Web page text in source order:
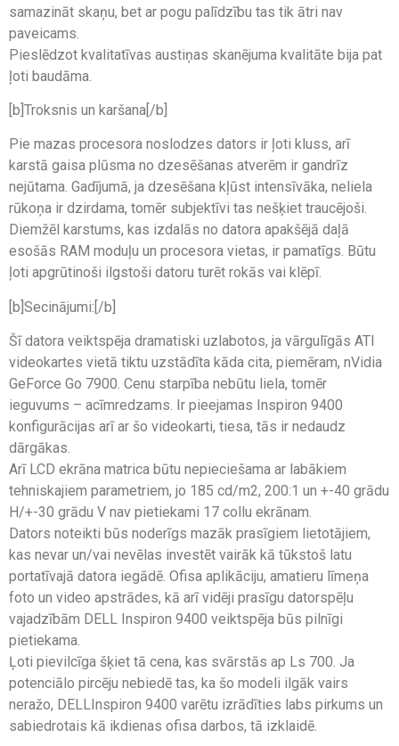
samazināt skaņu, bet ar pogu palīdzību tas tik ātri nav
paveicams.
Pieslēdzot kvalitatīvas austiņas skanējuma kvalitāte bija pat
ļoti baudāma.
[b]Troksnis un karšana[/b]
Pie mazas procesora noslodzes dators ir ļoti kluss, arī
karstā gaisa plūsma no dzesēšanas atverēm ir gandrīz
nejūtama. Gadījumā, ja dzesēšana kļūst intensīvāka, neliela
rūkoņa ir dzirdama, tomēr subjektīvi tas nešķiet traucējoši.
Diemžēl karstums, kas izdalās no datora apakšējā daļā
esošās RAM moduļu un procesora vietas, ir pamatīgs. Būtu
ļoti apgrūtinoši ilgstoši datoru turēt rokās vai klēpī.
[b]Secinājumi:[/b]
Šī datora veiktspēja dramatiski uzlabotos, ja vārgulīgās ATI
videokartes vietā tiktu uzstādīta kāda cita, piemēram, nVidia
GeForce Go 7900. Cenu starpība nebūtu liela, tomēr
ieguvums – acīmredzams. Ir pieejamas Inspiron 9400
konfigurācijas arī ar šo videokarti, tiesa, tās ir nedaudz
dārgākas.
Arī LCD ekrāna matrica būtu nepieciešama ar labākiem
tehniskajiem parametriem, jo 185 cd/m2, 200:1 un +-40 grādu
H/+-30 grādu V nav pietiekami 17 collu ekrānam.
Dators noteikti būs noderīgs mazāk prasīgiem lietotājiem,
kas nevar un/vai nevēlas investēt vairāk kā tūkstoš latu
portatīvajā datora iegādē. Ofisa aplikāciju, amatieru līmeņa
foto un video apstrādes, kā arī vidēji prasīgu datorspēļu
vajadzībām DELL Inspiron 9400 veiktspēja būs pilnīgi
pietiekama.
Ļoti pievilcīga šķiet tā cena, kas svārstās ap Ls 700. Ja
potenciālo pircēju nebiedē tas, ka šo modeli ilgāk vairs
neražo, DELLInspiron 9400 varētu izrādīties labs pirkums un
sabiedrotais kā ikdienas ofisa darbos, tā izklaidē.